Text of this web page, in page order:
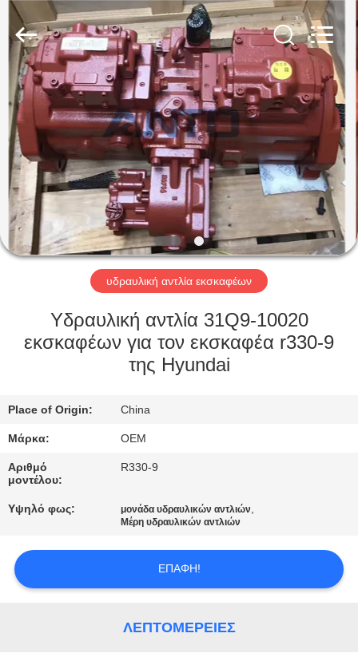
ΣΠΊΤΙ
ΠΡΟΪΌΝΤΑ
ΠΕΡΊΠΟΥ
ΕΜΕΊΣ
ΓΎΡΟΣ
ΕΡΓΟΣΤΑΣΊΩΝ
ΠΟΙΟΤΙΚΌΣ
ΜΠΛΟΓΚ
SITEMAP
ΠΟΛΙΤΙΚΉ
Anto
Machinery
Co.,Ltd..
Rights
Reserved.
υδραυλική αντλία εκσκαφέων
Υδραυλική αντλία 31Q9-10020
εκσκαφέων για τον εκσκαφέα r330-9
της Hyundai
Place of Origin: China
Μάρκα: OEM
Αριθμό
μοντέλου:
R330-9
Υψηλό φως: μονάδα υδραυλικών αντλιών,
Μέρη υδραυλικών αντλιών
ΕΠΑΦΉ!
ΛΕΠΤΟΜΈΡΕΙΕΣ